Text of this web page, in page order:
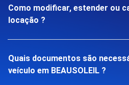
Como modificar, estender ou
locação ?
Quais documentos são
veículo em BEAUSOLEIL ?